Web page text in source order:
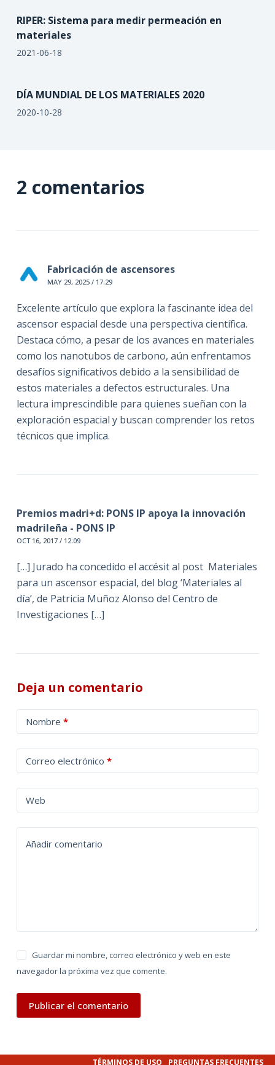
RIPER: Sistema para medir permeación en
materiales
2021-06-18
DÍA MUNDIAL DE LOS MATERIALES 2020
2020-10-28
2 comentarios
Fabricación de ascensores
MAY 29, 2025 / 17:29
Excelente artículo que explora la fascinante idea del
ascensor espacial desde una perspectiva científica.
Destaca cómo, a pesar de los avances en materiales
como los nanotubos de carbono, aún enfrentamos
desafíos significativos debido a la sensibilidad de
estos materiales a defectos estructurales. Una
lectura imprescindible para quienes sueñan con la
exploración espacial y buscan comprender los retos
técnicos que implica.
Premios madri+d: PONS IP apoya la innovación
madrileña - PONS IP
OCT 16, 2017 / 12:09
[…] Jurado ha concedido el accésit al post Materiales
para un ascensor espacial, del blog ‘Materiales al
día’, de Patricia Muñoz Alonso del Centro de
Investigaciones […]
Deja un comentario
Nombre *
Correo electrónico *
Web
Añadir comentario
Guardar mi nombre, correo electrónico y web en este
navegador la próxima vez que comente.
Publicar el comentario
l
t
a
t
TÉRMINOS DE USO PREGUNTAS FRECUENTES